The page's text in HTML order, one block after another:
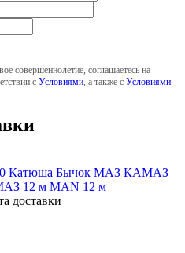
совершеннолетие, соглашаетесь на
с Условиями , а также с Условиями
Катюша Бычок МАЗ КАМАЗ
12 м MAN 12 м
доставки